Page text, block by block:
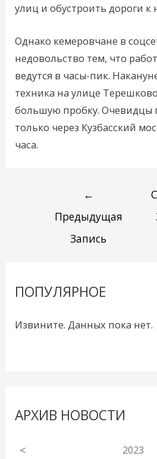
улиц и обустроить дороги
Однако кемеровчане в
недовольство тем, что
ведутся в часы-пик.
техника на улице
большую пробку. Очевидцы
только через Кузбасский
часа.
←
Предыдущая
Запись
ПОПУЛЯРНОЕ
Извините. Данных пока нет.
АРХИВ НОВОСТИ
< 2023